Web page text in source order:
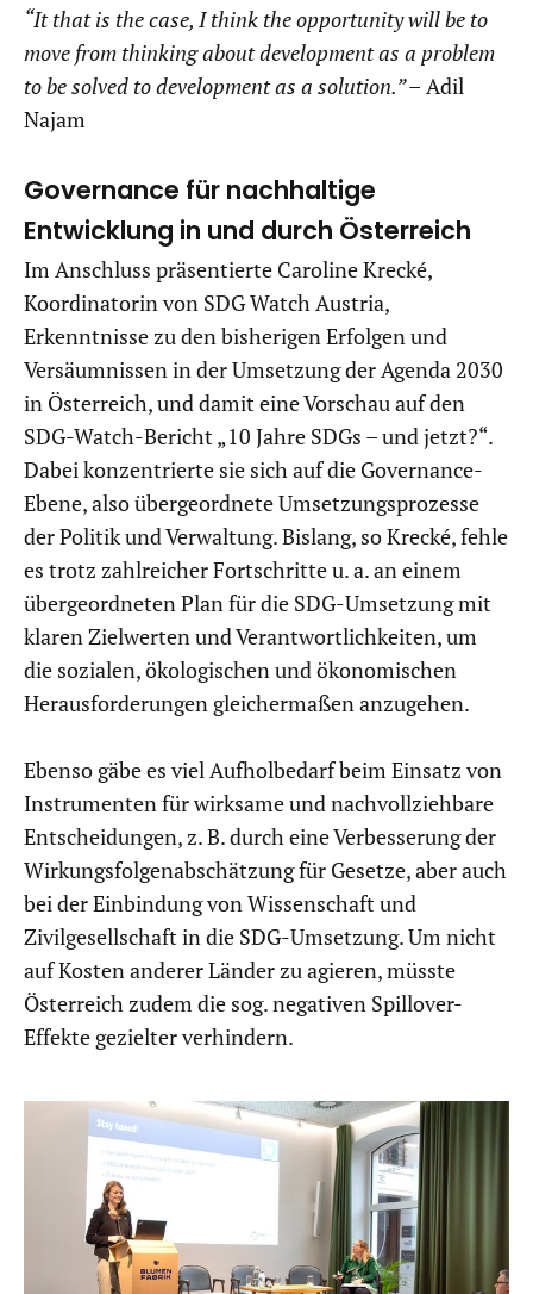
“It that is the case, I think the opportunity will be to
move from thinking about development as a problem
to be solved to development as a solution.” – Adil
Najam
Governance für nachhaltige
Entwicklung in und durch Österreich
Im Anschluss präsentierte Caroline Krecké,
Koordinatorin von SDG Watch Austria,
Erkenntnisse zu den bisherigen Erfolgen und
Versäumnissen in der Umsetzung der Agenda 2030
in Österreich, und damit eine Vorschau auf den
SDG-Watch-Bericht „10 Jahre SDGs – und jetzt?“.
Dabei konzentrierte sie sich auf die Governance-
Ebene, also übergeordnete Umsetzungsprozesse
der Politik und Verwaltung. Bislang, so Krecké, fehle
es trotz zahlreicher Fortschritte u. a. an einem
übergeordneten Plan für die SDG-Umsetzung mit
klaren Zielwerten und Verantwortlichkeiten, um
die sozialen, ökologischen und ökonomischen
Herausforderungen gleichermaßen anzugehen.
Ebenso gäbe es viel Aufholbedarf beim Einsatz von
Instrumenten für wirksame und nachvollziehbare
Entscheidungen, z. B. durch eine Verbesserung der
Wirkungsfolgenabschätzung für Gesetze, aber auch
bei der Einbindung von Wissenschaft und
Zivilgesellschaft in die SDG-Umsetzung. Um nicht
auf Kosten anderer Länder zu agieren, müsste
Österreich zudem die sog. negativen Spillover-
Effekte gezielter verhindern.